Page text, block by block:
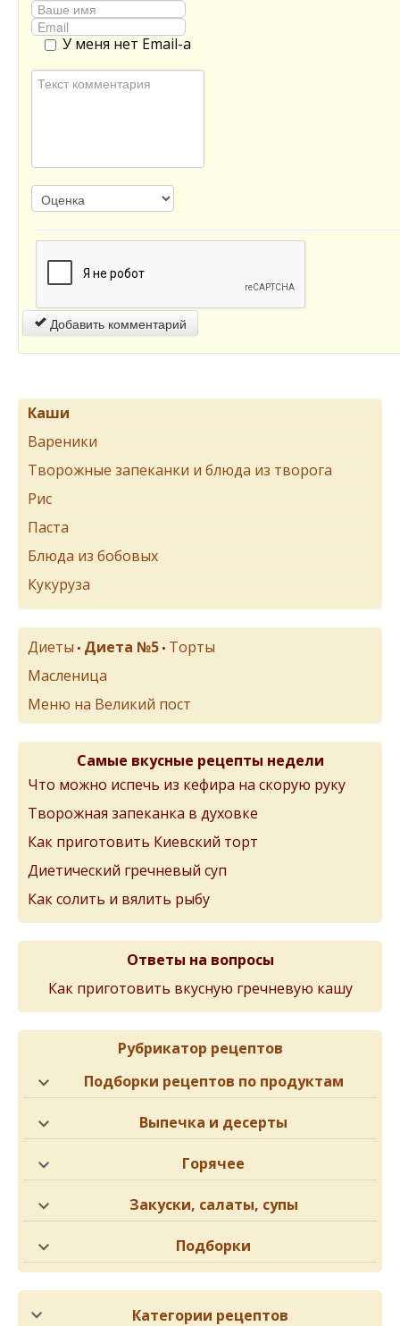
У меня нет Email-а
Добавить комментарий
Каши
Вареники
Творожные запеканки и блюда из творога
Рис
Паста
Блюда из бобовых
Кукуруза
Диеты • Диета №5 • Торты
Масленица
Меню на Великий пост
Самые вкусные рецепты недели
Что можно испечь из кефира на скорую руку
Творожная запеканка в духовке
Как приготовить Киевский торт
Диетический гречневый суп
Как солить и вялить рыбу
Ответы на вопросы
Как приготовить вкусную гречневую кашу
Рубрикатор рецептов
Подборки рецептов по продуктам
Выпечка и десерты
Горячее
Закуски, салаты, супы
Подборки
Категории рецептов